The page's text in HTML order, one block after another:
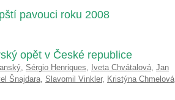
pavouci roku 2008
opět v České republice
, Sérgio Henriques, Iveta Chvátalová, Jan
Šnajdara, Slavomil Vinkler, Kristýna Chmelová